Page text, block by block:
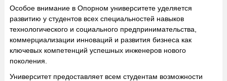
Особое внимание в Опорном университете уделяется
развитию у студентов всех специальностей навыков
технологического и социального предпринимательства,
коммерциализации инноваций и развития бизнеса как
ключевых компетенций успешных инженеров нового
поколения.
Университет предоставляет всем студентам возможности